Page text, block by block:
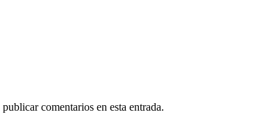
comentarios en esta entrada.